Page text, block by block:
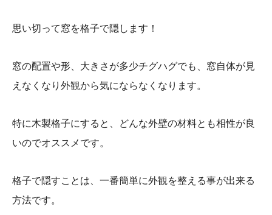
思い切って窓を格子で隠します！
窓の配置や形、大きさが多少チグハグでも、窓自体が見
えなくなり外観から気にならなくなります。
特に木製格子にすると、どんな外壁の材料とも相性が良
いのでオススメです。
格子で隠すことは、一番簡単に外観を整える事が出来る
方法です。